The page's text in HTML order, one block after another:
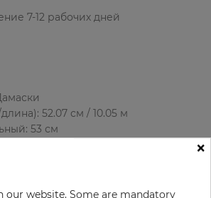
7-12 рабочих дней
52.07 см / 10.05 м
53 см
×
our website. Some are mandatory